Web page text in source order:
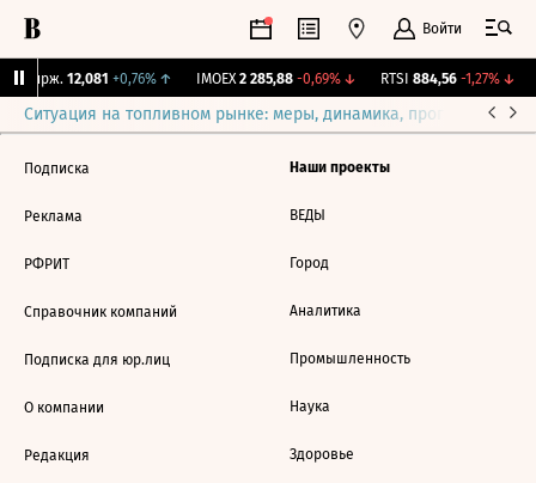
Войти
Бирж. 12,081 +0,76%↑ IMOEX 2 285,88 -0,69%↓ RTSI 884,56 -1,27%↓
Ситуация на топливном рынке: меры, динамика, прогнозы
Подписка
Реклама
РФРИТ
Справочник компаний
Подписка для юр.лиц
О компании
Редакция
Наши проекты
ВЕДЫ
Город
Аналитика
Промышленность
Наука
Здоровье